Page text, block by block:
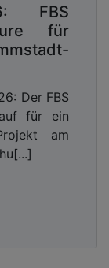
FBS
für
Der FBS
für ein
am